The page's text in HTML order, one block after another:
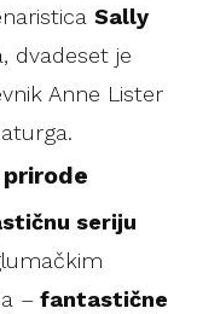
Sally
dvadeset je
Anne Lister
seriju
– fantastične